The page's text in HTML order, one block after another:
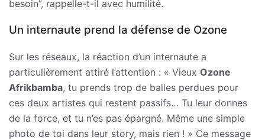
besoin”, rappelle-t-il avec humilité.
Un internaute prend la défense de Ozone
Sur les réseaux, la réaction d’un internaute a
particulièrement attiré l’attention : « Vieux Ozone
Afrikbamba, tu prends trop de balles perdues pour
ces deux artistes qui restent passifs… Tu leur donnes
de la force, et tu n’es pas épargné. Même une simple
photo de toi dans leur story, mais rien ! » Ce message